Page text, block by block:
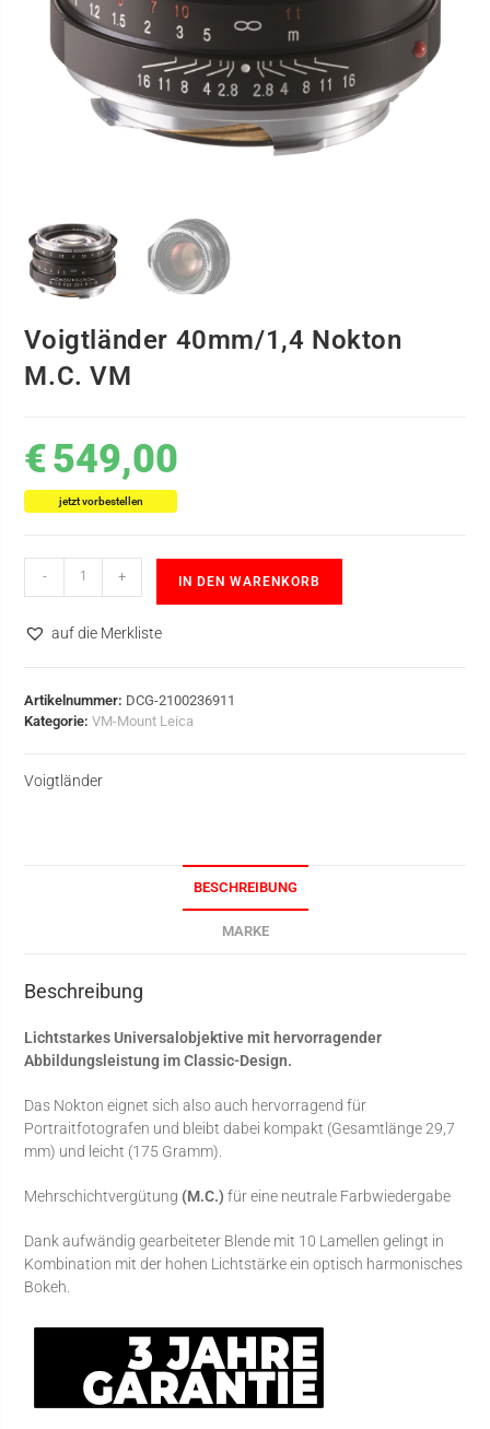
Voigtländer 40mm/1,4 Nokton
M.C. VM
€549,00
jetzt vorbestellen
- + IN DEN WARENKORB
auf die Merkliste
Artikelnummer: DCG-2100236911
Kategorie:VM-Mount Leica
Voigtländer
BESCHREIBUNG
MARKE
Beschreibung
Lichtstarkes Universalobjektive mit hervorragender
Abbildungsleistung im Classic-Design.
Das Nokton eignet sich also auch hervorragend für
Portraitfotografen und bleibt dabei kompakt (Gesamtlänge 29,7
mm) und leicht (175 Gramm).
Mehrschichtvergütung (M.C.) für eine neutrale Farbwiedergabe
Dank aufwändig gearbeiteter Blende mit 10 Lamellen gelingt in
Kombination mit der hohen Lichtstärke ein optisch harmonisches
Bokeh.